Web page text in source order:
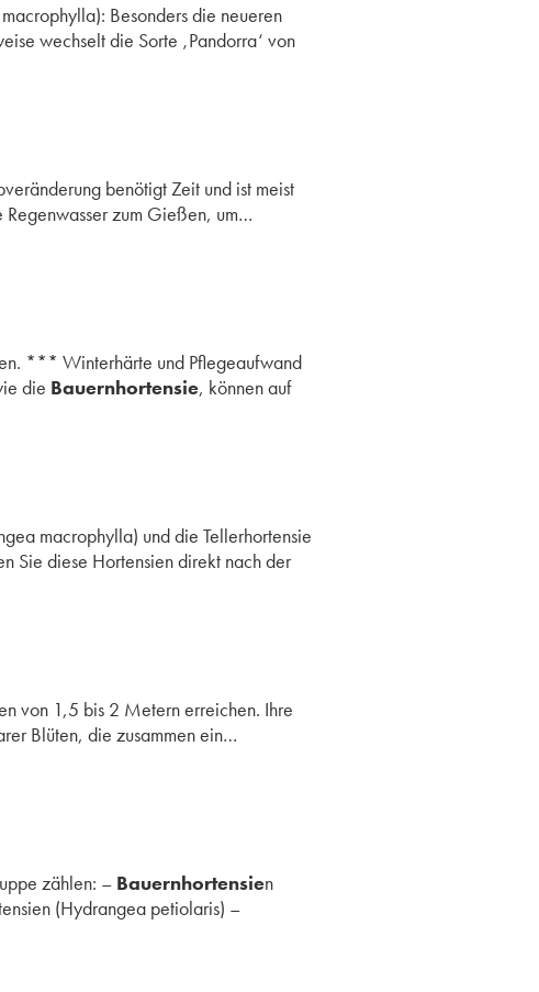
Besonders die neueren
wechselt die Sorte ‚Pandorra‘ von
benötigt Zeit und ist meist
Regenwasser zum Gießen, um…
*** Winterhärte und Pflegeaufwand
die Bauernhortensie, können auf
macrophylla) und die Tellerhortensie
Sie diese Hortensien direkt nach der
von 1,5 bis 2 Metern erreichen. Ihre
Blüten, die zusammen ein…
zählen: – Bauernhortensien
(Hydrangea petiolaris) –